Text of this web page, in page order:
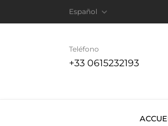
Español 
Teléfono
+33 0615232193